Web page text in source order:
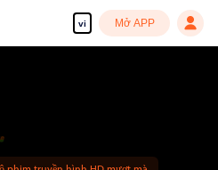
vi Mở APP